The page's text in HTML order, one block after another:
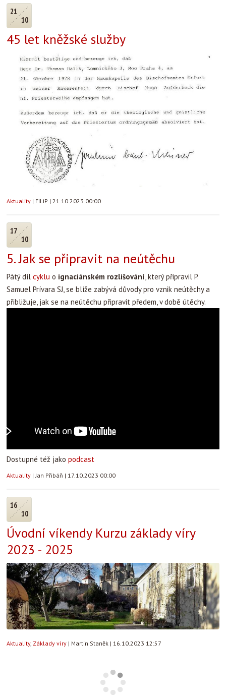
21
10
45 let kněžské služby
Aktuality | FiLiP | 21.10.2023 00:00
17
10
5. Jak se připravit na neútěchu
Pátý díl cyklu o ignaciánském rozlišování, který připravil P.
Samuel Prívara SJ, se blíže zabývá důvody pro vznik neútěchy a
přibližuje, jak se na neútěchu připravit předem, v době útěchy.
Dostupné též jako podcast
Aktuality |Jan Přibáň | 17.10.2023 00:00
16
10
Úvodní víkendy Kurzu základy víry
2023 - 2025
Aktuality, Základy víry | Martin Staněk | 16.10.2023 12:57